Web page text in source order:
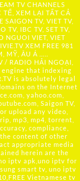
TV CHANNELS
TẾ, XEM LẠI TẤT CẢ
SAIGON TV, VIET TV,
TV, IBC TV, SET TV,
NGUOI VIET, VIET
XEM FREE 981
MỸ, ÂU Á …..
/ RADIO HẢI NGOẠI,
engine that indexing
is absolutely legal
on the Internet
yahoo.com,
Saigon TV,
upload any video,
mp3, mp4, torrent,
compliance,
content of other
appropriate media
herein are the
iptv apk,uno iptv for
smart tv, uno iptv
Vietnamese tv